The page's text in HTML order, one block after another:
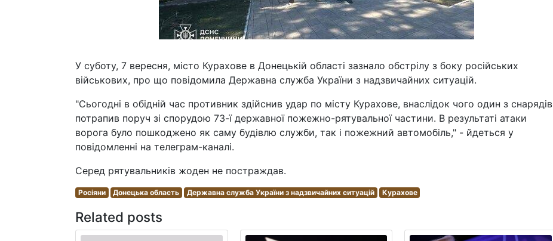
У суботу, 7 вересня, місто Курахове в Донецькій області зазнало обстрілу з боку російських
військових, про що повідомила Державна служба України з надзвичайних ситуацій.
"Сьогодні в обідній час противник здійснив удар по місту Курахове, внаслідок чого один з снарядів
потрапив поруч зі спорудою 73-ї державної пожежно-рятувальної частини. В результаті атаки
ворога було пошкоджено як саму будівлю служби, так і пожежний автомобіль," - йдеться у
повідомленні на телеграм-каналі.
Серед рятувальників жоден не постраждав.
Росіяни Донецька область Державна служба України з надзвичайних ситуацій Курахове
Related posts